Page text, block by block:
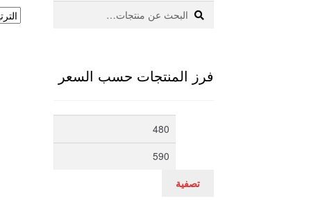
البحث
عن:
بحث
فرز المنتجات حسب السعر
أدنى
تصفية